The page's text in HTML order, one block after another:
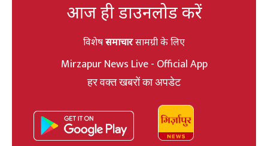
आज ही डाउनलोड करें
विशेषसमाचारसामग्री के लिए
Mirzapur News Live - Official App
हर वक्त खबरों का अपडेट